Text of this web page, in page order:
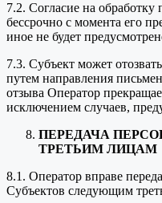
7.2. Согласие на
бессрочно с момента его
иное не будет
7.3. Субъект может
путем направления
отзыва Оператор
исключением случаев,
ПЕРЕДАЧА
ТРЕТЬИМ ЛИЦАМ
8.1. Оператор вправе
Субъектов следующим